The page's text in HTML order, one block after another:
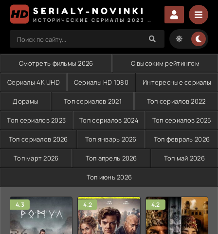
SERIALY-NOVINKI
Смотреть фильмы 2026 С высоким рейтингом
Сериалы 4K UHD Сериалы HD 1080 Интересные сериалы
Дорамы Топ сериалов 2021 Топ сериалов 2022
Топ сериалов 2023 Топ сериалов 2024 Топ сериалов 2025
Топ сериалов 2026 Топ январь 2026 Топ февраль 2026
Топ март 2026 Топ апрель 2026 Топ май 2026
Топ июнь 2026
4.3 4.2 4.2